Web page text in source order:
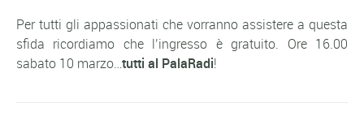
Per tutti gli appassionati che vorranno assistere a questa
sfida ricordiamo che l’ingresso è gratuito. Ore 16.00
sabato 10 marzo…tutti al PalaRadi!